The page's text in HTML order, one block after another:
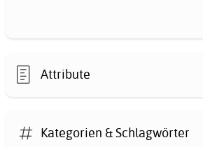
Attribute
Kategorien & Schlagwörter